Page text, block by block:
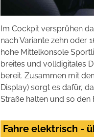
Im Cockpit versprühen
nach Variante zehn oder
hohe Mittelkonsole
breites und volldigitales
bereit. Zusammen mit
Display) sorgt es dafür,
Straße halten und so den
Fahre elektrisch -